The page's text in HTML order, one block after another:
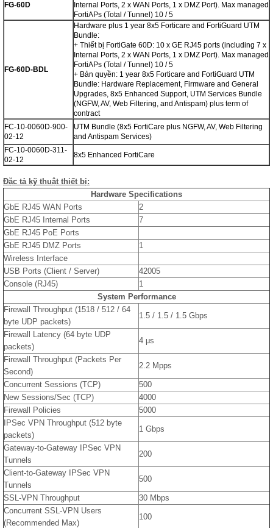
FG-60D
Internal Ports, 2 x WAN Ports, 1 x DMZ Port). Max managed
FortiAPs (Total / Tunnel) 10 / 5
FG-60D-BDL
Hardware plus 1 year 8x5 Forticare and FortiGuard UTM
Bundle:
+ Thiết bị FortiGate 60D: 10 x GE RJ45 ports (including 7 x
Internal Ports, 2 x WAN Ports, 1 x DMZ Port). Max managed
FortiAPs (Total / Tunnel) 10 / 5
+ Bản quyền: 1 year 8x5 Forticare and FortiGuard UTM
Bundle: Hardware Replacement, Firmware and General
Upgrades, 8x5 Enhanced Support, UTM Services Bundle
(NGFW, AV, Web Filtering, and Antispam) plus term of
contract
FC-10-0060D-900-
02-12
UTM Bundle (8x5 FortiCare plus NGFW, AV, Web Filtering
and Antispam Services)
FC-10-0060D-311-
02-12
8x5 Enhanced FortiCare
Đặc tả kỹ thuật thiết bị:
Hardware Specifications
GbE RJ45 WAN Ports
2
GbE RJ45 Internal Ports
7
GbE RJ45 PoE Ports
GbE RJ45 DMZ Ports
1
Wireless Interface
USB Ports (Client / Server)
42005
Console (RJ45)
1
System Performance
Firewall Throughput (1518 / 512 / 64
byte UDP packets)
1.5 / 1.5 / 1.5 Gbps
Firewall Latency (64 byte UDP
packets)
4 μs
Firewall Throughput (Packets Per
Second)
2.2 Mpps
Concurrent Sessions (TCP)
500
New Sessions/Sec (TCP)
4000
Firewall Policies
5000
IPSec VPN Throughput (512 byte
packets)
1 Gbps
Gateway-to-Gateway IPSec VPN
Tunnels
200
Client-to-Gateway IPSec VPN
Tunnels
500
SSL-VPN Throughput
30 Mbps
Concurrent SSL-VPN Users
(Recommended Max)
100